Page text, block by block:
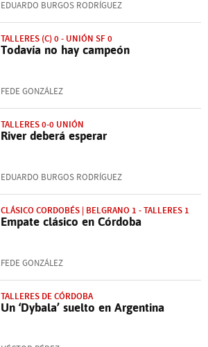
EDUARDO BURGOS RODRÍGUEZ
TALLERES (C) 0 - UNIÓN SF 0
Todavía no hay campeón
FEDE GONZÁLEZ
TALLERES 0-0 UNIÓN
River deberá esperar
EDUARDO BURGOS RODRÍGUEZ
CLÁSICO CORDOBÉS | BELGRANO 1 - TALLERES 1
Empate clásico en Córdoba
FEDE GONZÁLEZ
TALLERES DE CÓRDOBA
Un ‘Dybala’ suelto en Argentina